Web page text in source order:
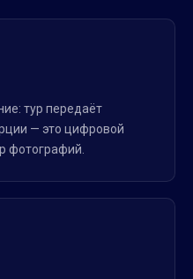
тур передаёт
— это цифровой
фотографий.